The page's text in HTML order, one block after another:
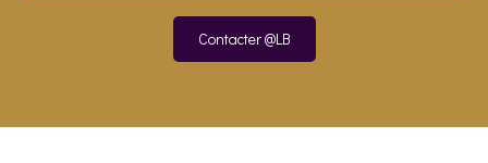
Contacter @LB